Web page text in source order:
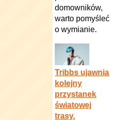
domowników,
warto pomyśleć
o wymianie.
Tribbs ujawnia
kolejny
przystanek
światowej
trasy.